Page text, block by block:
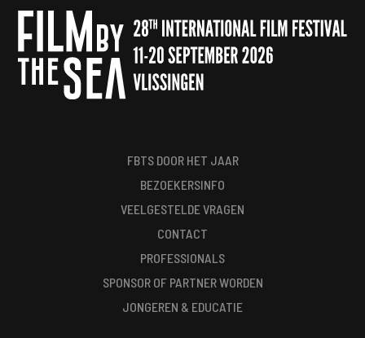
FBTS DOOR HET JAAR
BEZOEKERSINFO
VEELGESTELDE VRAGEN
CONTACT
PROFESSIONALS
SPONSOR OF PARTNER WORDEN
JONGEREN & EDUCATIE